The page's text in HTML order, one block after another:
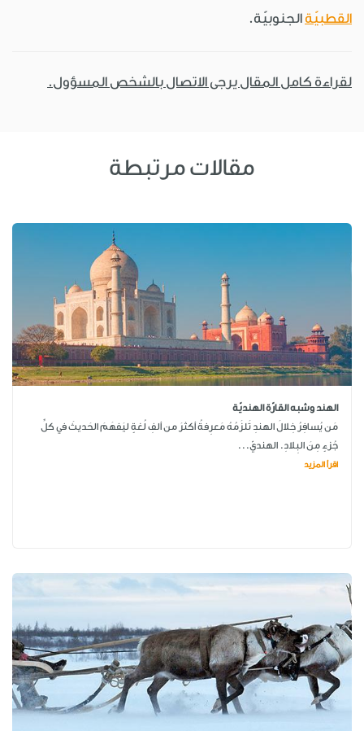
القطبيّة الجنوبيّة.
لقراءة كامل المقال يرجى الاتصال بالشخص المسؤول.
مقالات مرتبطة
الهند وشبه القارّة الهنديّة
مَن يُسافِرُ خِلالَ الهندِ تَلزَمُهُ مَعرِفةُ أكثرَ من ألفِ لُغةٍ ليَفهَمَ الحَديثَ في كلِّ
جُزءٍ مِنَ البِلادِ. الهنديّ...
اقرأ المزيد